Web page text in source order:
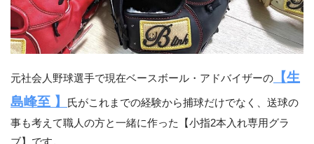
元社会人野球選手で現在ベースボール・アドバイザーの
【生
島峰至 】
氏がこれまでの経験から捕球だけでなく、送球の
事も考えて職人の方と一緒に作った【小指2本入れ専用グラ